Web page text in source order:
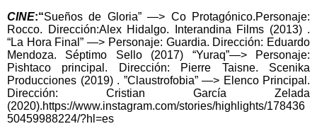
CINE:“Sueños de Gloria” —> Co Protagónico.Personaje:
Rocco. Dirección:Alex Hidalgo. Interandina Films (2013) .
“La Hora Final” —> Personaje: Guardia. Dirección: Eduardo
Mendoza. Séptimo Sello (2017) “Yuraq”—> Personaje:
Pishtaco principal. Dirección: Pierre Taisne. Scenika
Producciones (2019) . ”Claustrofobia” —> Elenco Principal.
Dirección: Cristian García Zelada
(2020).https://www.instagram.com/stories/highlights/178436
50459988224/?hl=es